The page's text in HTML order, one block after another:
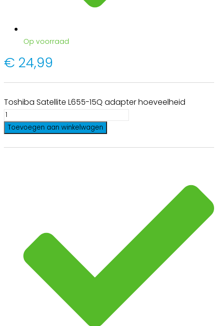
Op voorraad
€ 24,99
Toshiba Satellite L655-15Q adapter hoeveelheid
Toevoegen aan winkelwagen